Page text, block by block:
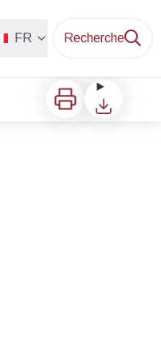
FR Recherche
ImprimerTélécharger